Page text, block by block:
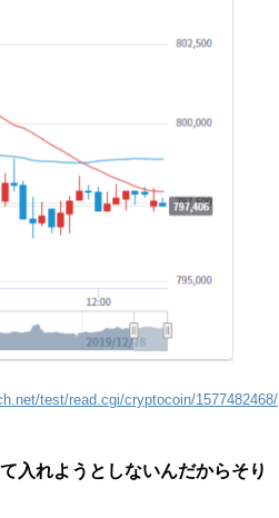
test/read.cgi/cryptocoin/1577482468/
入れようとしないんだからそり